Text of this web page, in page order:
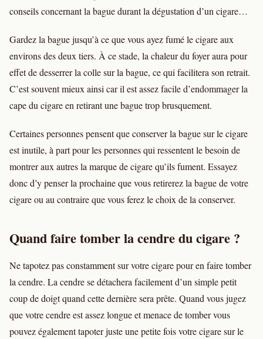
conseils concernant la bague durant la dégustation d’un cigare…
Gardez la bague jusqu’à ce que vous ayez fumé le cigare aux
environs des deux tiers. À ce stade, la chaleur du foyer aura pour
effet de desserrer la colle sur la bague, ce qui facilitera son retrait.
C’est souvent mieux ainsi car il est assez facile d’endommager la
cape du cigare en retirant une bague trop brusquement.
Certaines personnes pensent que conserver la bague sur le cigare
est inutile, à part pour les personnes qui ressentent le besoin de
montrer aux autres la marque de cigare qu’ils fument. Essayez
donc d’y penser la prochaine que vous retirerez la bague de votre
cigare ou au contraire que vous ferez le choix de la conserver.
Quand faire tomber la cendre du cigare ?
Ne tapotez pas constamment sur votre cigare pour en faire tomber
la cendre. La cendre se détachera facilement d’un simple petit
coup de doigt quand cette dernière sera prête. Quand vous jugez
que votre cendre est assez longue et menace de tomber vous
pouvez également tapoter juste une petite fois votre cigare sur le